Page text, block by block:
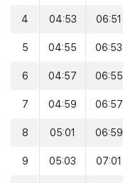
4 04:53 06:51
5 04:55 06:53
6 04:57 06:55
7 04:59 06:57
8 05:01 06:59
9 05:03 07:01